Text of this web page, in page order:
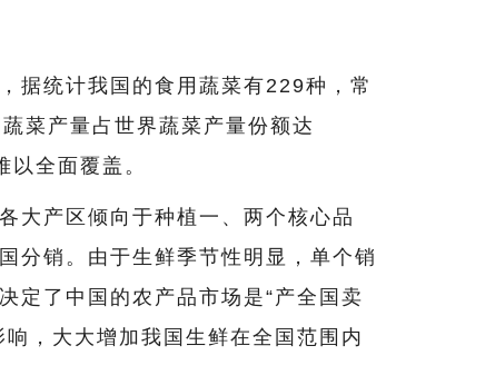
据统计我国的食用蔬菜有229种，常
菜产量占世界蔬菜产量份额达
全面覆盖。
大产区倾向于种植一、两个核心品
分销。由于生鲜季节性明显，单个销
定了中国的农产品市场是“产全国卖
，大大增加我国生鲜在全国范围内